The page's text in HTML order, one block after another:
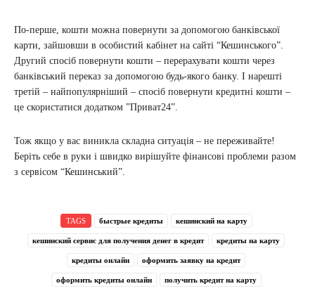
По-перше, кошти можна повернути за допомогою банківської
карти, зайшовши в особистий кабінет на сайті “Кешинського”.
Другий спосіб повернути кошти – перерахувати кошти через
банківський переказ за допомогою будь-якого банку. І нарешті
третій – найпопулярніший – спосіб повернути кредитні кошти –
це скористатися додатком ”Приват24”.
Тож якщо у вас виникла складна ситуація – не переживайте!
Беріть себе в руки і швидко вирішуйте фінансові проблеми разом
з сервісом “Кешинський”.
TAGS быстрые кредиты кешинский на карту
кешинский сервис для получения денег в кредит кредиты на карту
кредиты онлайн оформить заявку на кредит
оформить кредиты онлайн получить кредит на карту